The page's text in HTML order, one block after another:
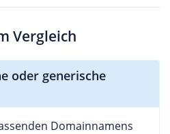
Vergleich
oder generische
Domainnamens